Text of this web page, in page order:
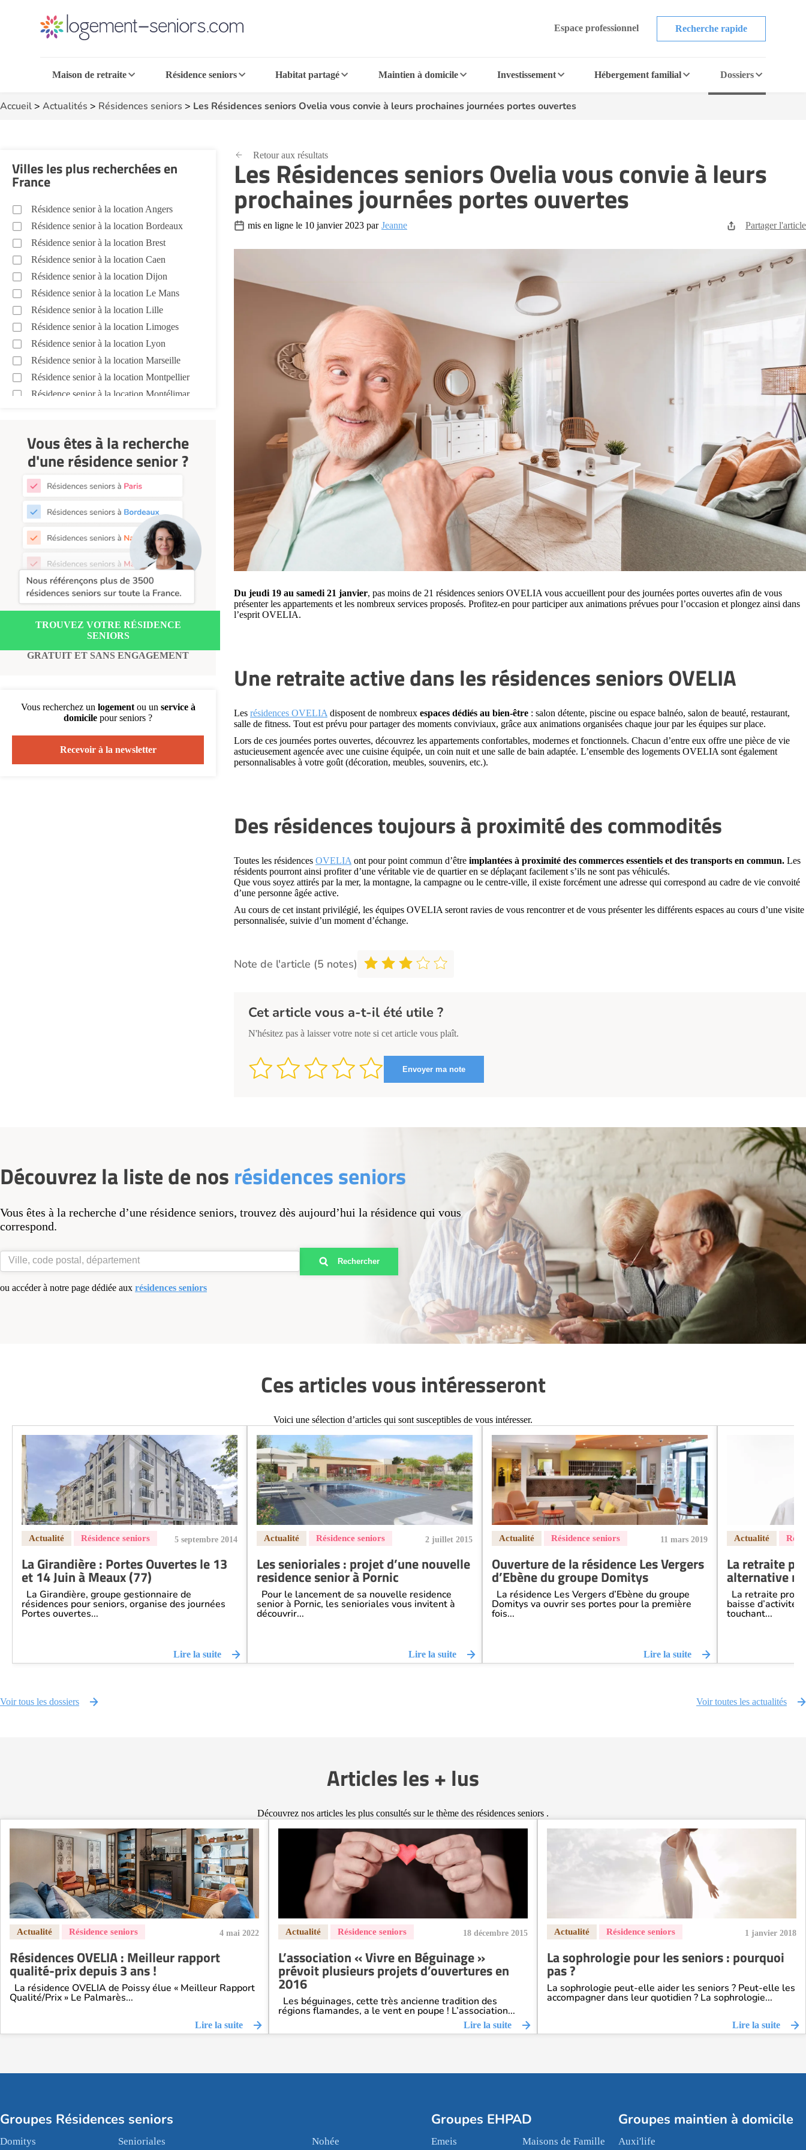
Espace professionnel Recherche rapide
Maison de retraite Résidence seniors Habitat partagé Maintien à domicile Investissement Hébergement familial Dossiers
Accueil> Actualités > Résidences seniors > Les Résidences seniors Ovelia vous convie à leurs prochaines journées portes ouvertes
Villes les plus recherchées en
France
Résidence senior à la location Angers
Résidence senior à la location Bordeaux
Résidence senior à la location Brest
Résidence senior à la location Caen
Résidence senior à la location Dijon
Résidence senior à la location Le Mans
Résidence senior à la location Lille
Résidence senior à la location Limoges
Résidence senior à la location Lyon
Résidence senior à la location Marseille
Résidence senior à la location Montpellier
Résidence senior à la location Montélimar
Résidence senior à la location Orléans
Résidence senior à la location Perpignan
Résidence senior à la location Reims
Résidence senior à la location Rennes
Résidence senior à la location Strasbourg
Résidence senior à la location Toulouse
Recherche par ville
Vous êtes à la recherche
d'une résidence senior ?
TROUVEZ VOTRE RÉSIDENCE
SENIORS
GRATUIT ET SANS ENGAGEMENT
Vous recherchez un logementou un service à
domicile pour seniors ?
Recevoir à la newsletter
Retour aux résultats
Les Résidences seniors Ovelia vous convie à leurs
prochaines journées portes ouvertes
mis en ligne le 10 janvier 2023 par Jeanne Partager l'article
Du jeudi 19 au samedi 21 janvier, pas moins de 21 résidences seniors OVELIA vous accueillent pour des journées portes ouvertes afin de vous
présenter les appartements et les nombreux services proposés. Profitez-en pour participer aux animations prévues pour l’occasion et plongez ainsi dans
l’esprit OVELIA.
Une retraite active dans les résidences seniors OVELIA
Les résidences OVELIA disposent de nombreux espaces dédiés au bien-être : salon détente, piscine ou espace balnéo, salon de beauté, restaurant,
salle de fitness. Tout est prévu pour partager des moments conviviaux, grâce aux animations organisées chaque jour par les équipes sur place.
Lors de ces journées portes ouvertes, découvrez les appartements confortables, modernes et fonctionnels. Chacun d’entre eux offre une pièce de vie
astucieusement agencée avec une cuisine équipée, un coin nuit et une salle de bain adaptée. L’ensemble des logements OVELIA sont également
personnalisables à votre goût (décoration, meubles, souvenirs, etc.).
Des résidences toujours à proximité des commodités
Toutes les résidences OVELIA ont pour point commun d’être implantées à proximité des commerces essentiels et des transports en commun. Les
résidents pourront ainsi profiter d’une véritable vie de quartier en se déplaçant facilement s’ils ne sont pas véhiculés.
Que vous soyez attirés par la mer, la montagne, la campagne ou le centre-ville, il existe forcément une adresse qui correspond au cadre de vie convoité
d’une personne âgée active.
Au cours de cet instant privilégié, les équipes OVELIA seront ravies de vous rencontrer et de vous présenter les différents espaces au cours d’une visite
personnalisée, suivie d’un moment d’échange.
Note de l'article (5 notes)
Cet article vous a-t-il été utile ?
N'hésitez pas à laisser votre note si cet article vous plaît.
Découvrez la liste de nos résidences seniors
Vous êtes à la recherche d’une résidence seniors, trouvez dès aujourd’hui la résidence qui vous
correspond.
Rechercher
ou accéder à notre page dédiée aux résidences seniors
Ces articles vous intéresseront
Voici une sélection d’articles qui sont susceptibles de vous intéresser.
5 septembre 2014
La Girandière : Portes Ouvertes le 13
et 14 Juin à Meaux (77)
La Girandière, groupe gestionnaire de
résidences pour seniors, organise des journées
Portes ouvertes...
Lire la suite
2 juillet 2015
Les senioriales : projet d’une nouvelle
residence senior à Pornic
Pour le lancement de sa nouvelle residence
senior à Pornic, les senioriales vous invitent à
découvrir...
Lire la suite
11 mars 2019
Ouverture de la résidence Les Vergers
d’Ebène du groupe Domitys
La résidence Les Vergers d’Ebène du groupe
Domitys va ouvrir ses portes pour la première
fois...
Lire la suite
La retraite
alternative
La retraite
baisse d’activité
touchant...
Voir tous les dossiers Voir toutes les actualités
Articles les + lus
Découvrez nos articles les plus consultés sur le thème des résidences seniors .
4 mai 2022
Résidences OVELIA : Meilleur rapport
qualité-prix depuis 3 ans !
La résidence OVELIA de Poissy élue « Meilleur Rapport
Qualité/Prix » Le Palmarès...
Lire la suite
18 décembre 2015
L’association « Vivre en Béguinage »
prévoit plusieurs projets d’ouvertures en
2016
Les béguinages, cette très ancienne tradition des
régions flamandes, a le vent en poupe ! L’association...
Lire la suite
1 janvier 2018
La sophrologie pour les seniors : pourquoi
pas ?
La sophrologie peut-elle aider les seniors ? Peut-elle les
accompagner dans leur quotidien ? La sophrologie...
Lire la suite
Groupes Résidences seniors
Domitys Senioriales Nohée
Groupes EHPAD
Emeis Maisons de Famille
Groupes maintien à domicile
Auxi'life